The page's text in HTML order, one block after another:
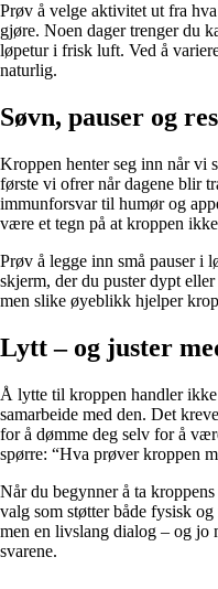
Prøv å velge aktivitet ut fra
gjøre. Noen dager trenger du
løpetur i frisk luft. Ved å
naturlig.
Søvn, pauser og
Kroppen henter seg inn når vi
første vi ofrer når dagene blir
immunforsvar til humør og
være et tegn på at kroppen
Prøv å legge inn små pauser i
skjerm, der du puster dypt
men slike øyeblikk hjelper
Lytt – og juster
Å lytte til kroppen handler
samarbeide med den. Det
for å dømme deg selv for å
spørre: “Hva prøver kroppen
Når du begynner å ta
valg som støtter både fysisk
men en livslang dialog – og jo
svarene.